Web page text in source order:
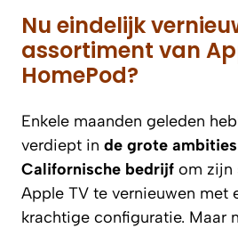
Nu eindelijk
assortiment van
HomePod?
Enkele maanden geleden
verdiept in de grote
Californische bedrijf om zijn
Apple TV te vernieuwen met
krachtige configuratie. Maar